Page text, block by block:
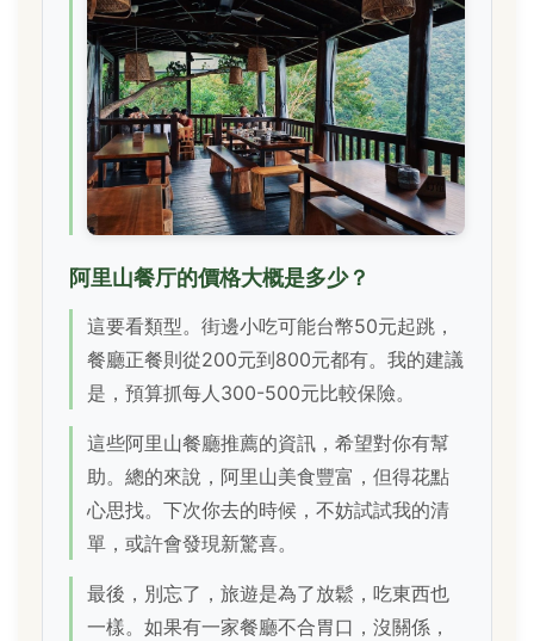
阿里山餐厅的價格大概是多少？
這要看類型。街邊小吃可能台幣50元起跳，
餐廳正餐則從200元到800元都有。我的建議
是，預算抓每人300-500元比較保險。
這些阿里山餐廳推薦的資訊，希望對你有幫
助。總的來說，阿里山美食豐富，但得花點
心思找。下次你去的時候，不妨試試我的清
單，或許會發現新驚喜。
最後，別忘了，旅遊是為了放鬆，吃東西也
一樣。如果有一家餐廳不合胃口，沒關係，